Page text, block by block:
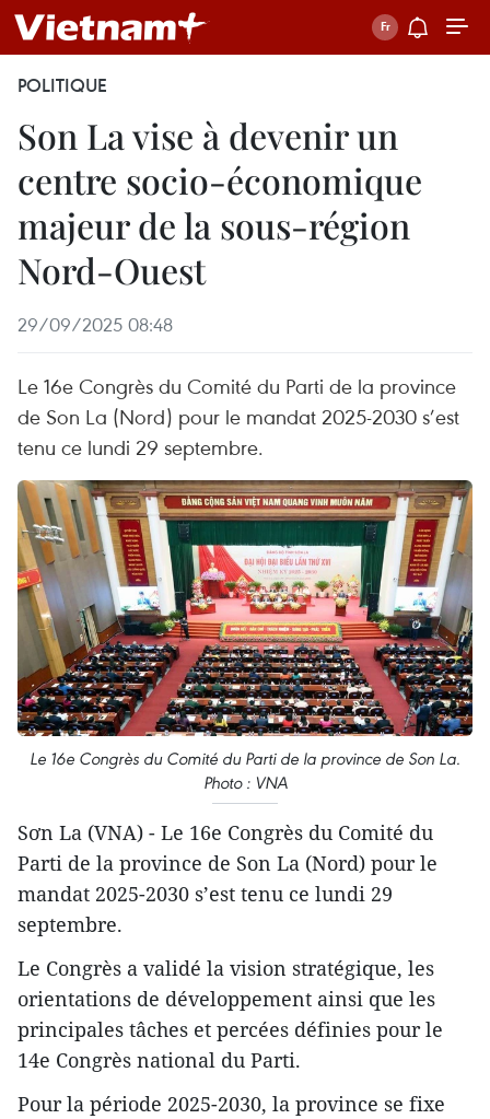
POLITIQUE
Son La vise à devenir un
centre socio-économique
majeur de la sous-région
Nord-Ouest
29/09/2025 08:48
Le 16e Congrès du Comité du Parti de la province
de Son La (Nord) pour le mandat 2025-2030 s’est
tenu ce lundi 29 septembre.
Le 16e Congrès du Comité du Parti de la province de Son La.
Photo : VNA
Sơn La (VNA) - Le 16e Congrès du Comité du
Parti de la province de Son La (Nord) pour le
mandat 2025-2030 s’est tenu ce lundi 29
septembre.
Le Congrès a validé la vision stratégique, les
orientations de développement ainsi que les
principales tâches et percées définies pour le
14e Congrès national du Parti.
Pour la période 2025-2030, la province se fixe